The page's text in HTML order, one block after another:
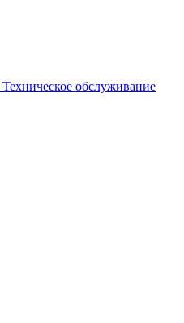
Техническое обслуживание